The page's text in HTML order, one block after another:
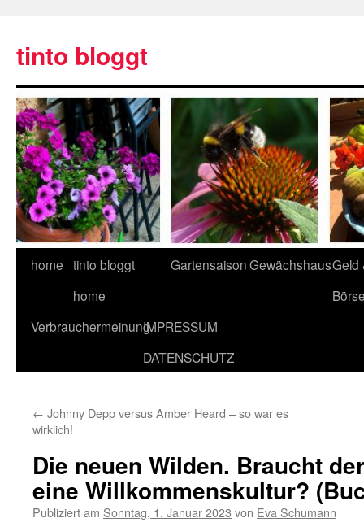
tinto bloggt
home tinto bloggt
home
GartensaisonGewächshausGeld
VerbrauchermeinungIMPRESSUM
DATENSCHUTZ
← Johnny Depp versus Amber Heard – so war es
wirklich!
Die neuen Wilden. Braucht
eine Willkommenskultur?
Publiziert am Sonntag, 1. Januar 2023 von Eva Schumann